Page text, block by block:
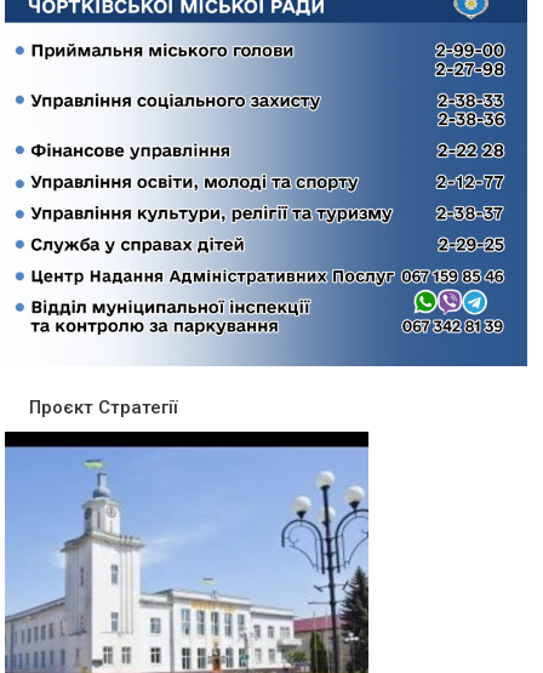
Проєкт Стратегії